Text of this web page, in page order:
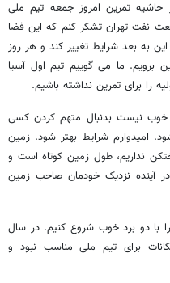
حاشیه تمرین امروز جمعه تیم ملی
نفت تهران تشکر کنم که این فضا
این به بعد شرایط تغییر کند و هر روز
برویم. ما می گوییم تیم اول آسیا
را برای تمرین نداشته باشیم.
نیست بدنبال متهم کردن کسی
نمی شود. امیدوارم شرایط بهتر شود. زمین
نداریم، طول زمین کوتاه است و
آینده نزدیک خودمان صاحب زمین
مدیر تیم ملی گفت: امیدوارم که سال ۹۵ را با دو برد خوب شروع کنیم. در سال
برای تیم ملی مناسب نبود و